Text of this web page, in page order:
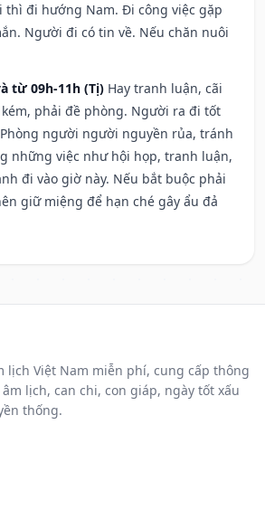
thì đi hướng Nam. Đi công việc gặp
Người đi có tin về. Nếu chăn nuôi
từ 09h-11h (Tị) Hay tranh luận, cãi
phải đề phòng. Người ra đi tốt
người người nguyền rủa, tránh
những việc như hội họp, tranh luận,
đi vào giờ này. Nếu bắt buộc phải
giữ miệng để hạn ché gây ẩu đả
lịch Việt Nam miễn phí, cung cấp thông
lịch, can chi, con giáp, ngày tốt xấu
thống.